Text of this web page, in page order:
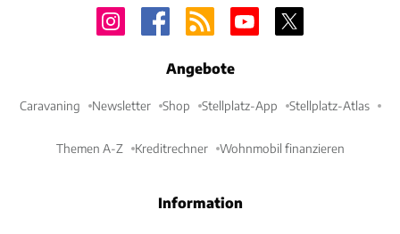
Angebote
Caravaning Newsletter Shop Stellplatz-App Stellplatz-Atlas
Themen A-Z Kreditrechner Wohnmobil finanzieren
Information